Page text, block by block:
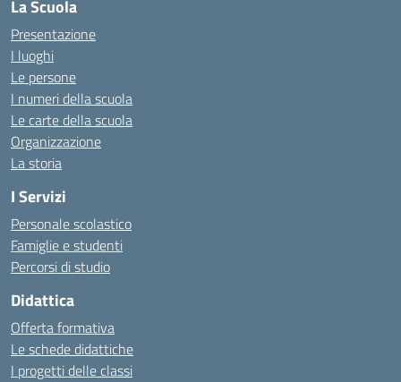
La Scuola
Presentazione
I luoghi
Le persone
I numeri della scuola
Le carte della scuola
Organizzazione
La storia
I Servizi
Personale scolastico
Famiglie e studenti
Percorsi di studio
Didattica
Offerta formativa
Le schede didattiche
I progetti delle classi